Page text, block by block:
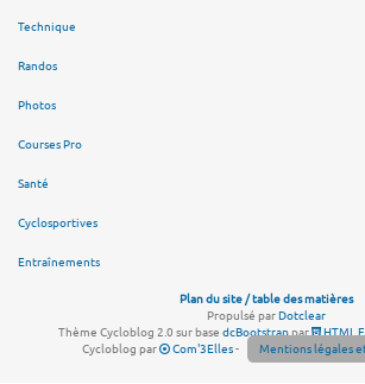
Technique
Randos
Photos
Courses Pro
Santé
Cyclosportives
Entraînements
Plan du site / table des matières
Propulsé parDotclear
Thème Cycloblog 2.0 sur base dcBootstrappar HTML
Cycloblog par
Com'3Elles- Mentions légales